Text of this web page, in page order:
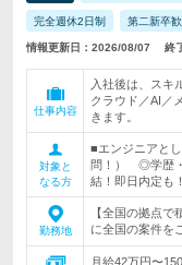
完全週休2日制 第二新卒
情報更新日：2026/08/07 終
仕事内容
入社後は、スキ
クラウド／AI／
きます。
対象と
なる方
■エンジニアと
問！） ◎学歴
結！即日内定も！
勤務地
【全国の拠点
に全国の案件を
月給42万円〜